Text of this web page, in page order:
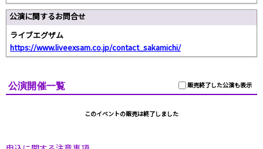
公演に関するお問合せ
ライブエグザム
https://www.liveexsam.co.jp/contact_sakamichi/
販売終了した公演も表示
公演開催一覧
このイベントの販売は終了しました